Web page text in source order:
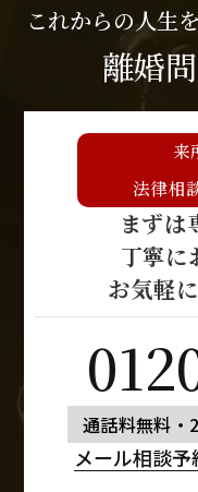
これからの人生
離婚
来
法律相
まずは
丁寧に
お気軽
通話料無料・
メール相談